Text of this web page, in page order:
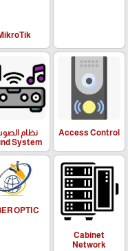
Access Control
نظام
System
Cabinet
Network
OPTIC